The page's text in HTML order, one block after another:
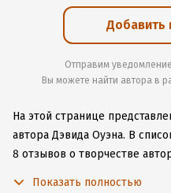
Добавить
Отправим
Вы можете найти автора в
На этой странице
автора Дэвида Оуэна. В
8 отзывов о творчестве
Показать полностью